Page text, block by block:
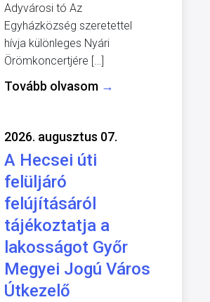
Adyvárosi tó Az
Egyházközség szeretettel
hívja különleges Nyári
Örömkoncertjére […]
Tovább olvasom →
2026. augusztus 07.
A Hecsei úti
felüljáró
felújításáról
tájékoztatja a
lakosságot Győr
Megyei Jogú Város
Útkezelő